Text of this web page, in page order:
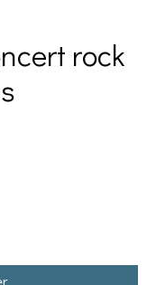
rock